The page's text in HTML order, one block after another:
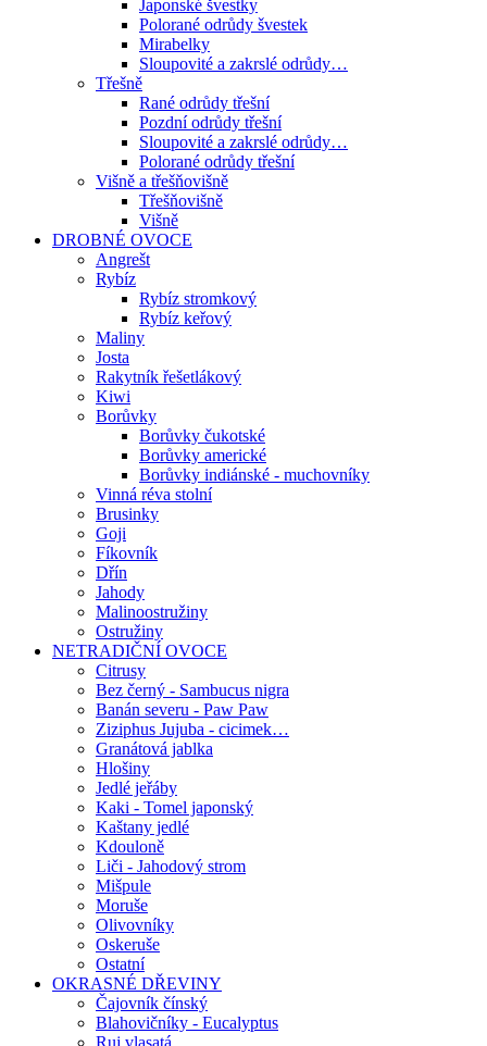
Japonské švestky
Polorané odrůdy švestek
Mirabelky
Sloupovité a zakrslé odrůdy…
Třešně
Rané odrůdy třešní
Pozdní odrůdy třešní
Sloupovité a zakrslé odrůdy…
Polorané odrůdy třešní
Višně a třešňovišně
Třešňovišně
Višně
DROBNÉ OVOCE
Angrešt
Rybíz
Rybíz stromkový
Rybíz keřový
Maliny
Josta
Rakytník řešetlákový
Kiwi
Borůvky
Borůvky čukotské
Borůvky americké
Borůvky indiánské - muchovníky
Vinná réva stolní
Brusinky
Goji
Fíkovník
Dřín
Jahody
Malinoostružiny
Ostružiny
NETRADIČNÍ OVOCE
Citrusy
Bez černý - Sambucus nigra
Banán severu - Paw Paw
Ziziphus Jujuba - cicimek…
Granátová jablka
Hlošiny
Jedlé jeřáby
Kaki - Tomel japonský
Kaštany jedlé
Kdouloně
Liči - Jahodový strom
Mišpule
Moruše
Olivovníky
Oskeruše
Ostatní
OKRASNÉ DŘEVINY
Čajovník čínský
Blahovičníky - Eucalyptus
Ruj vlasatá